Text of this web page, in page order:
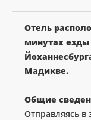
Отель
минутах
Мадикве.
Общие
Отправляясь в